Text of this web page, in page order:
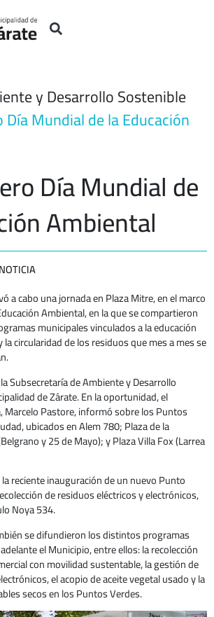
y Desarrollo Sostenible
Mundial de la Educación
Día Mundial de
Ambiental
NOTICIA
a cabo una jornada en Plaza Mitre, en el marco
Ambiental, en la que se compartieron
municipales vinculados a la educación
la circularidad de los residuos que mes a mes se
Subsecretaría de Ambiente y Desarrollo
de Zárate. En la oportunidad, el
Marcelo Pastore, informó sobre los Puntos
ubicados en Alem 780; Plaza de la
y 25 de Mayo); y Plaza Villa Fox (Larrea
reciente inauguración de un nuevo Punto
de residuos eléctricos y electrónicos,
Noya 534.
se difundieron los distintos programas
el Municipio, entre ellos: la recolección
con movilidad sustentable, la gestión de
el acopio de aceite vegetal usado y la
secos en los Puntos Verdes.